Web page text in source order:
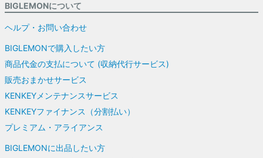
BIGLEMONについて
ヘルプ・お問い合わせ
BIGLEMONで購入したい方
商品代金の支払について (収納代行サービス)
販売おまかせサービス
KENKEYメンテナンスサービス
KENKEYファイナンス（分割払い）
プレミアム・アライアンス
BIGLEMONに出品したい方